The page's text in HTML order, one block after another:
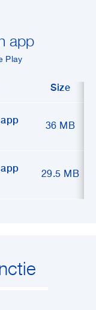
app
Play
Size
36 MB
29.5 MB